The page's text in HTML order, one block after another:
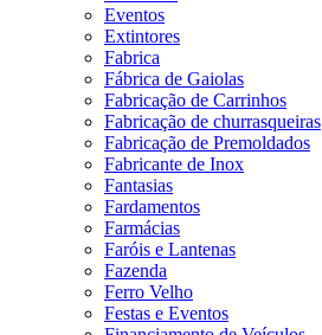
Eventos
Extintores
Fabrica
Fábrica de Gaiolas
Fabricação de Carrinhos
Fabricação de churrasqueiras
Fabricação de Premoldados
Fabricante de Inox
Fantasias
Fardamentos
Farmácias
Faróis e Lantenas
Fazenda
Ferro Velho
Festas e Eventos